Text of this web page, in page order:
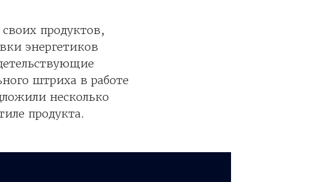
продуктов,
энергетиков
штриха в работе
несколько
продукта.